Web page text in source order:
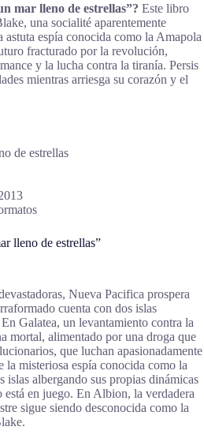
mar lleno de estrellas”? Este libro
una socialité aparentemente
espía conocida como la Amapola
fracturado por la revolución,
y la lucha contra la tiranía. Persis
mientras arriesga su corazón y el
de estrellas
lleno de estrellas”
Nueva Pacifica prospera
cuenta con dos islas
Galatea, un levantamiento contra la
mortal, alimentado por una droga que
que luchan apasionadamente
la misteriosa espía conocida como la
islas albergando sus propias dinámicas
en juego. En Albion, la verdadera
sigue siendo desconocida como la